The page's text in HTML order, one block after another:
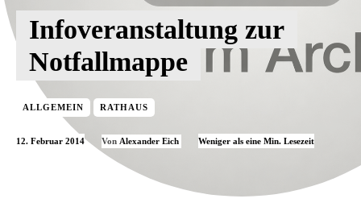
Infoveranstaltung zur
Notfallmappe
ALLGEMEIN RATHAUS
12. Februar 2014 Von Alexander Eich Weniger als eine Min. Lesezeit